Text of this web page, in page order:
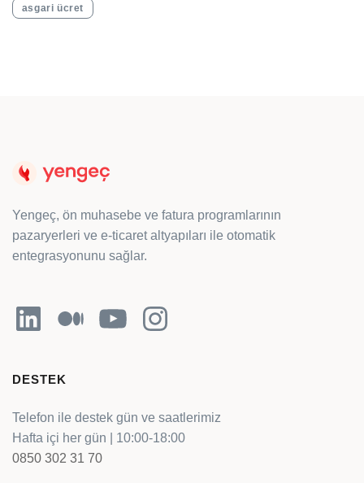
asgari ücret
Yengeç, ön muhasebe ve fatura programlarının
pazaryerleri ve e-ticaret altyapıları ile otomatik
entegrasyonunu sağlar.
LinkedInOrta YouTubeInstagram
DESTEK
Telefon ile destek gün ve saatlerimiz
Hafta içi her gün | 10:00-18:00
0850 302 31 70